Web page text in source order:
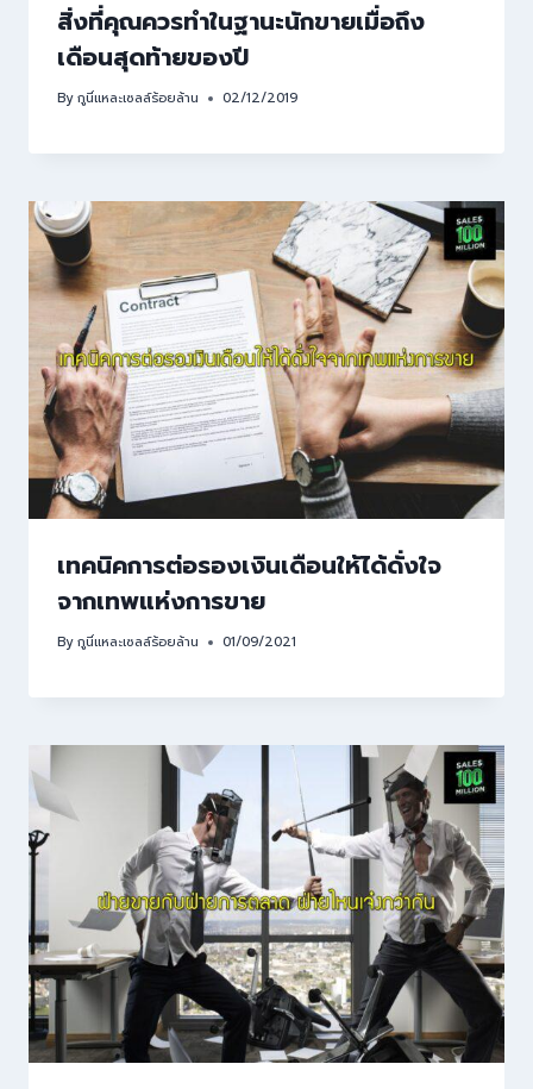
สิ่งที่คุณควรทำในฐานะนักขายเมื่อถึง
เดือนสุดท้ายของปี
Byกูนี่แหละเซลล์ร้อยล้าน 02/12/2019
เทคนิคการต่อรองเงินเดือนให้ได้ดั่งใจ
จากเทพแห่งการขาย
Byกูนี่แหละเซลล์ร้อยล้าน 01/09/2021